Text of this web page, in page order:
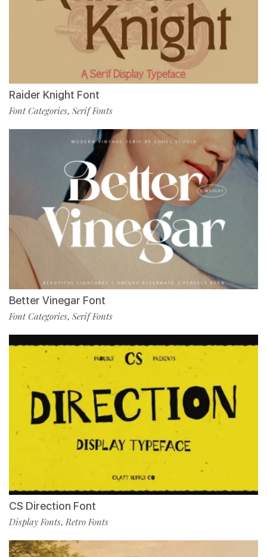
Raider Knight Font
Font Categories, Serif Fonts
Better Vinegar Font
Font Categories, Serif Fonts
CS Direction Font
Display Fonts,Retro Fonts